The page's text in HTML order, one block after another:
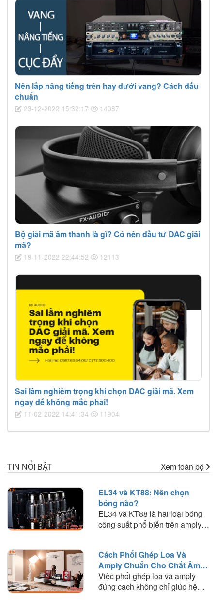
Nên lắp nâng tiếng trên hay dưới vang? Cách đấu
chuẩn
23-12-2022 15:32:17 14087
Bộ giải mã âm thanh là gì? Có nên đầu tư DAC giải
mã?
19-11-2022 22:44:52 12113
Sai lầm nghiêm trọng khi chọn DAC giải mã. Xem
ngay để không mắc phải!
11-02-2022 14:41:34 11904
TIN NỔI BẬT Xem toàn bộ
EL34 và KT88: Nên chọn
bóng nào?
EL34 và KT88 là hai loại bóng
công suất phổ biến trên amply
phối ghép và lựa chọn loại bóng
phù hợp với nhu cầu nghe
nhạc.
Cách Phối Ghép Loa Và
Amply Chuẩn Cho Chất Âm
Hay
Việc phối ghép loa và amply
đúng cách không chỉ giúp hệ